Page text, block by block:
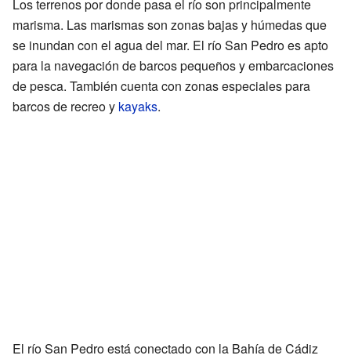
Los terrenos por donde pasa el río son principalmente
marisma. Las marismas son zonas bajas y húmedas que
se inundan con el agua del mar. El río San Pedro es apto
para la navegación de barcos pequeños y embarcaciones
de pesca. También cuenta con zonas especiales para
barcos de recreo y kayaks.
El río San Pedro está conectado con la Bahía de Cádiz